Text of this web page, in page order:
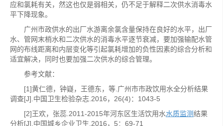
应和氯耗有关，然这也仅是弱相关，仍不足于解释二次供水消毒水
平下降现象。
广州市政供水的出厂水游离余氯含量保持在良好的水平，出厂
水、管网末梢水和二次供水的消毒水平逐节衰减，要加强输配水管
网的布线距离和内层变化等引起氯耗增加的负性因素的综合分析和
适宜解决，同时也要加强二次供水的综合管理。
参考文献：
[1]黄仁德，钟嶷，王德东，等.广州市市政饮用水全分析结果
调查[J].中国卫生检验杂志.2016，26(4)：1043-5
[2]王欢，张蕊.2011-2015年河东区生活饮用水水质监测结果
分析[J].中国城乡企业卫生.2016，5：69-71